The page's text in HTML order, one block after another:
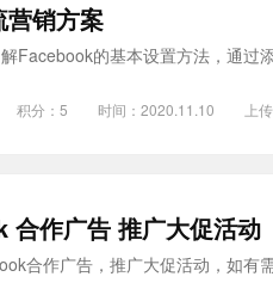
销方案
Facebook的基本设置方法，通过
积分：5 时间：2020.11.10 上
合作⼴告 推⼴⼤促活动
合作广告，推广大促活动，如有